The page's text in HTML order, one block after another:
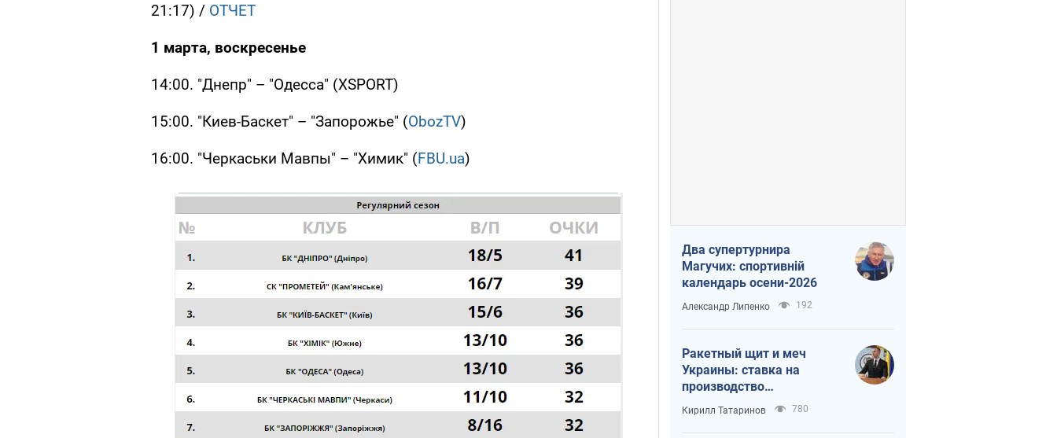
21:17) / ОТЧЕТ
1 марта, воскресенье
14:00. "Днепр" – "Одесса" (XSPORT)
15:00. "Киев-Баскет" – "Запорожье" (ObozTV)
16:00. "Черкаськи Мавпы" – "Химик" (FBU.ua)
Два супертурнира
Магучих: спортивній
календарь осени-2026
Александр Липенко 192
Ракетный щит и меч
Украины: ставка на
производство
собственных ракет
Кирилл Татаринов 780